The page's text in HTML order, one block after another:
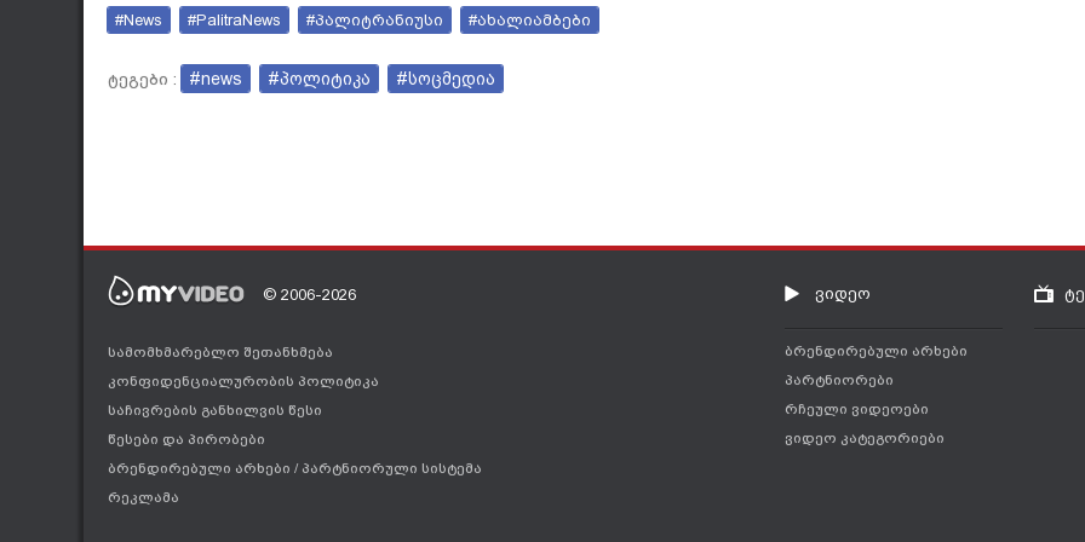
#News #PalitraNews #პალიტრანიუსი #ახალიამბები
ტეგები : #news #პოლიტიკა #სოცმედია
© 2006-2026
სამომხმარებლო შეთანხმება
კონფიდენციალურობის პოლიტიკა
საჩივრების განხილვის წესი
წესები და პირობები
ბრენდირებული არხები / პარტნიორული სისტემა
რეკლამა
ვიდეო
ბრენდირებული არხები
პარტნიორები
რჩეული ვიდეოები
ვიდეო კატეგორიები